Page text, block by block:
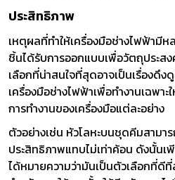
ประสิทธิภาพ
เหตุผลที่ทำให้เครื่องมือช่างไฟฟ้ามี
ชิ้นได้รับการออกแบบเพื่อวัตถุประส
เลือกที่น่าสนใจที่สุดอาจเป็นเรื่องดึ
เครื่องมือช่างไฟฟ้าเพื่อทำงานเฉพา
การทำงานของเครื่องมือแต่ละอย่าง
ตัวอย่างเช่น หัวโลหะบนชุดคีมสามา
ประสิทธิภาพแทบไม่เท่าค้อน ดังนั้นเพี
ได้หมายความว่ามันเป็นตัวเลือกที่ดี